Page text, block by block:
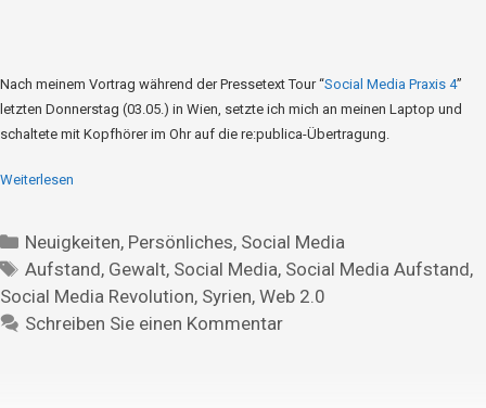
Nach meinem Vortrag während der Pressetext Tour “Social Media Praxis 4”
letzten Donnerstag (03.05.) in Wien, setzte ich mich an meinen Laptop und
schaltete mit Kopfhörer im Ohr auf die re:publica-Übertragung.
Weiterlesen
Neuigkeiten, Persönliches, Social Media
Aufstand, Gewalt, Social Media, Social Media Aufstand,
Social Media Revolution, Syrien, Web 2.0
Schreiben Sie einen Kommentar